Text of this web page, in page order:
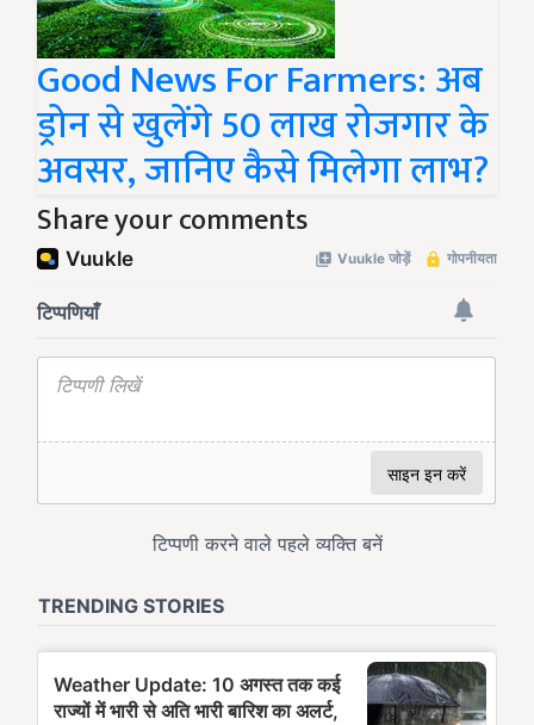
Good News For Farmers: अब
ड्रोन से खुलेंगे 50 लाख रोजगार के
अवसर, जानिए कैसे मिलेगा लाभ?
Share your comments